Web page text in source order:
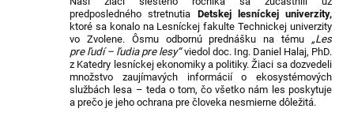
predposledného stretnutia Detskej lesníckej univerzity,
ktoré sa konalo na Lesníckej fakulte Technickej univerzity
vo Zvolene. Ôsmu odbornú prednášku na tému
„Les
pre ľudí – ľudia pre lesy“viedol doc. Ing. Daniel Halaj, PhD.
z Katedry lesníckej ekonomiky a politiky. Žiaci sa dozvedeli
množstvo zaujímavých informácií o ekosystémových
službách lesa – teda o tom, čo všetko nám les poskytuje
a prečo je jeho ochrana pre človeka nesmierne dôležitá.